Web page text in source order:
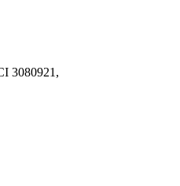
3080921,